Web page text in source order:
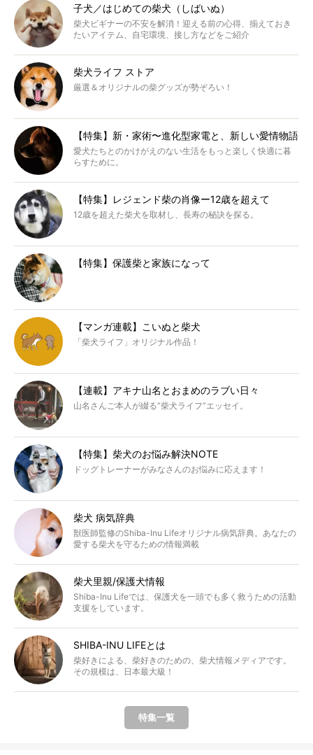
子犬／はじめての柴犬（しばいぬ）
柴犬ビギナーの不安を解消！迎える前の心得、揃えておき
たいアイテム、自宅環境、接し方などをご紹介
柴犬ライフ ストア
厳選＆オリジナルの柴グッズが勢ぞろい！
【特集】新・家術〜進化型家電と、新しい愛情物語
愛犬たちとのかけがえのない生活をもっと楽しく快適に暮
らすために。
【特集】レジェンド柴の肖像ー12歳を超えて
12歳を超えた柴犬を取材し、長寿の秘訣を探る。
【特集】保護柴と家族になって
【マンガ連載】こいぬと柴犬
「柴犬ライフ」オリジナル作品！
【連載】アキナ山名とおまめのラブい日々
山名さんご本人が綴る“柴犬ライフ”エッセイ。
【特集】柴犬のお悩み解決NOTE
ドッグトレーナーがみなさんのお悩みに応えます！
柴犬 病気辞典
獣医師監修のShiba-Inu Lifeオリジナル病気辞典。あなたの
愛する柴犬を守るための情報満載
柴犬里親/保護犬情報
Shiba-Inu Lifeでは、保護犬を一頭でも多く救うための活動
支援をしています。
SHIBA-INU LIFEとは
柴好きによる、柴好きのための、柴犬情報メディアです。
その規模は、日本最大級！
特集一覧